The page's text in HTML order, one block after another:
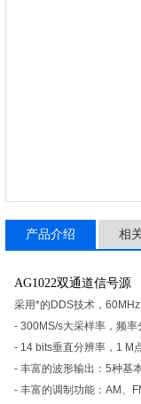
产品介绍 相
AG1022双通道信号源
采用*的DDS技术，
- 300MS/s大采样率，频率
- 14 bits垂直分辨率，1 M
- 丰富的波形输出：5种基
- 丰富的调制功能：AM、